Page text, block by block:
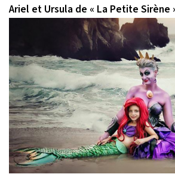
Ariel et Ursula de « La Petite Sirène